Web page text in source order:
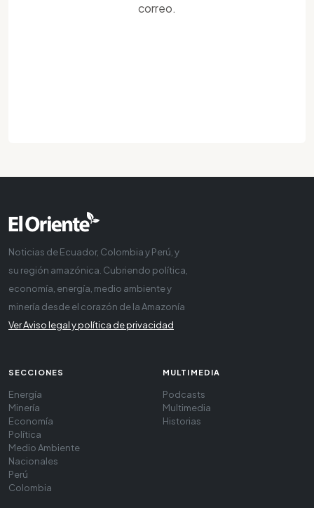
correo.
Noticias de Ecuador, Colombia y Perú, y
su región amazónica. Cubriendo política,
economía, energía, medio ambiente y
minería desde el corazón de la Amazonía
Ver Aviso legal y política de privacidad
SECCIONES
Energía
Minería
Economía
Política
Medio Ambiente
Nacionales
Perú
Colombia
MULTIMEDIA
Podcasts
Multimedia
Historias